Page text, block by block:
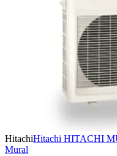
HitachiHitachi HITACHI
Mural